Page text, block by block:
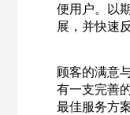
便用户。以
展，并快速
顾客的满意
有一支完善
最佳服务方